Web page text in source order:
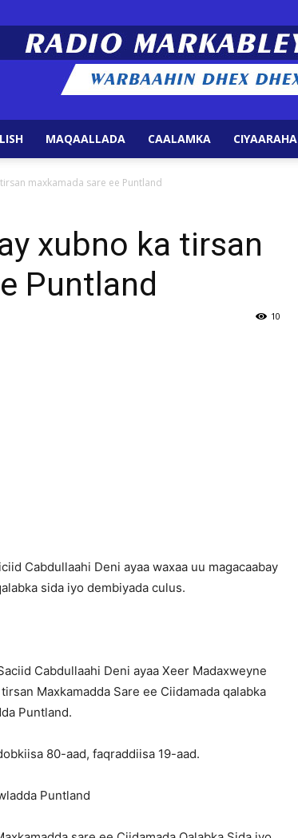
Markabley
MAQAALLADA CAALAMKA CIYAARAHA
maxkamada sare ee Puntland
xubno ka tirsan
Puntland
10
Cabdullaahi Deni ayaa waxaa uu magacaabay
sida iyo dembiyada culus.
Cabdullaahi Deni ayaa Xeer Madaxweyne
Maxkamadda Sare ee Ciidamada qalabka
Puntland.
80-aad, faqraddiisa 19-aad.
Puntland